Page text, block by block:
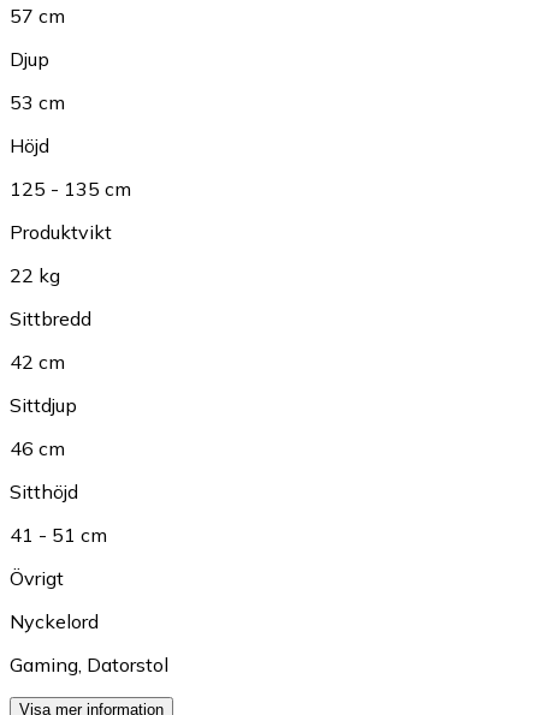
57 cm
Djup
53 cm
Höjd
125 - 135 cm
Produktvikt
22 kg
Sittbredd
42 cm
Sittdjup
46 cm
Sitthöjd
41 - 51 cm
Övrigt
Nyckelord
Gaming Datorstol
Visa mer information